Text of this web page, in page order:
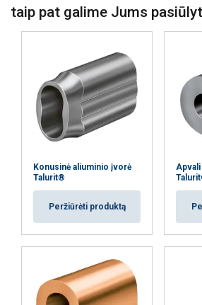
taip pat galime Jums
Konusinė aliuminio įvorė
Talurit®
Peržiūrėti produktą